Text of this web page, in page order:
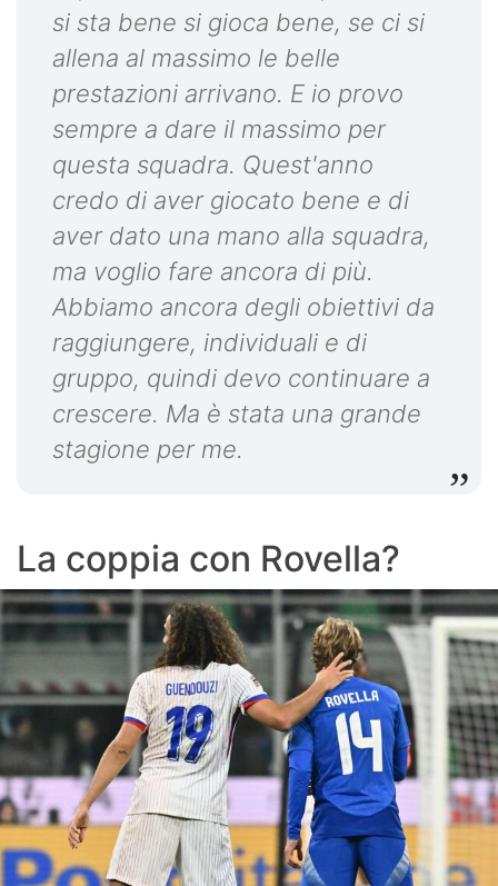
si sta bene si gioca bene, se ci si
allena al massimo le belle
prestazioni arrivano. E io provo
sempre a dare il massimo per
questa squadra. Quest'anno
credo di aver giocato bene e di
aver dato una mano alla squadra,
ma voglio fare ancora di più.
Abbiamo ancora degli obiettivi da
raggiungere, individuali e di
gruppo, quindi devo continuare a
crescere. Ma è stata una grande
stagione per me.
La coppia con Rovella?